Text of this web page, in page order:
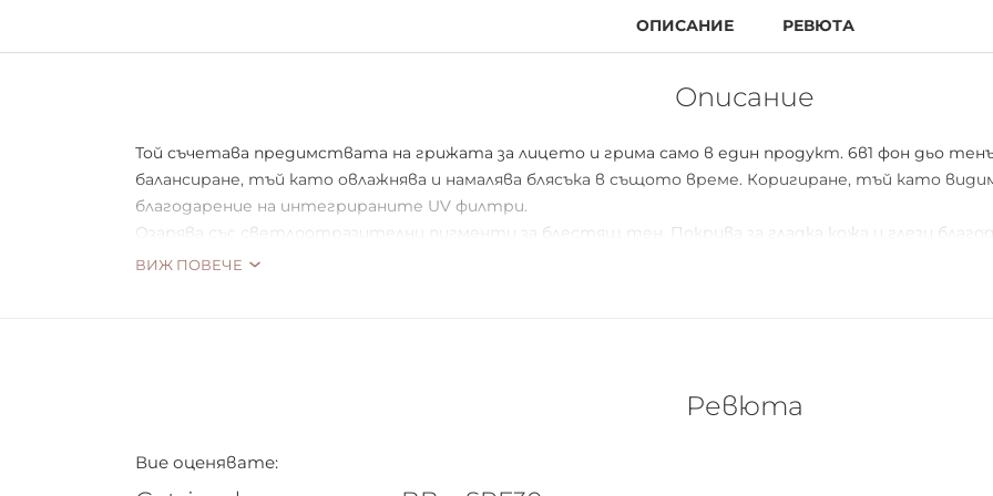
ОПИСАНИЕ РЕВЮТА
Описание
Той съчетава предимствата на грижата за лицето и грима само в един продукт. 6в1 фон дьо
балансиране, тъй като овлажнява и намалява блясъка в същото време. Коригиране, тъй като
благодарение на интегрираните UV филтри.
Озарява със светлоотразителни пигменти за блестящ тен. Покрива за гладка кожа и глези
масло. Идеален за суха и чувствителна кожа, както и за нормални видове кожа. Със
ВИЖ ПОВЕЧЕ
Ревюта
Вие оценявате: